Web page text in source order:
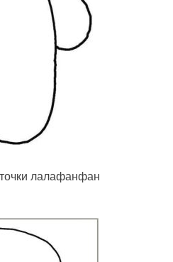
лалафанфан